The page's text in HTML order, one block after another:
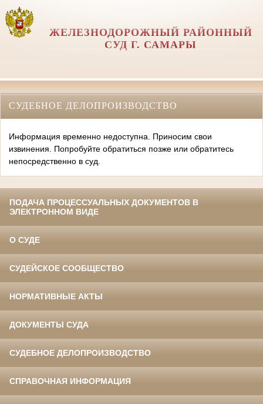
ЖЕЛЕЗНОДОРОЖНЫЙ РАЙОННЫЙ
СУД Г. САМАРЫ
СУДЕБНОЕ ДЕЛОПРОИЗВОДСТВО
Информация временно недоступна. Приносим свои
извинения. Попробуйте обратиться позже или обратитесь
непосредственно в суд.
ПОДАЧА ПРОЦЕССУАЛЬНЫХ ДОКУМЕНТОВ В
ЭЛЕКТРОННОМ ВИДЕ
О СУДЕ
СУДЕЙСКОЕ СООБЩЕСТВО
НОРМАТИВНЫЕ АКТЫ
ДОКУМЕНТЫ СУДА
СУДЕБНОЕ ДЕЛОПРОИЗВОДСТВО
СПРАВОЧНАЯ ИНФОРМАЦИЯ